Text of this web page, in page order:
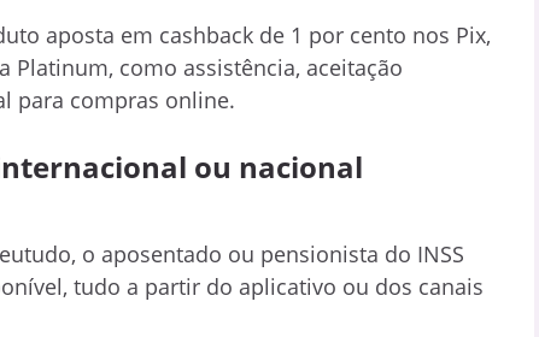
aposta em cashback de 1 por cento nos Pix,
Platinum, como assistência, aceitação
para compras online.
ou nacional
o aposentado ou pensionista do INSS
tudo a partir do aplicativo ou dos canais